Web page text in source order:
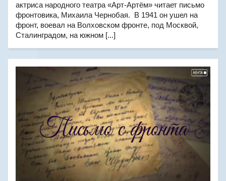
актриса народного театра «Арт-Артём» читает письмо
фронтовика, Михаила Чернобая. В 1941 он ушел на
фронт, воевал на Волховском фронте, под Москвой,
Сталинградом, на южном [...]